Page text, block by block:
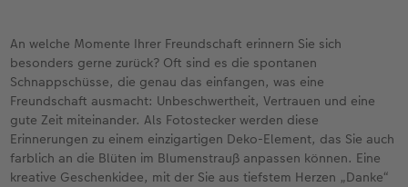
An welche Momente Ihrer Freundschaft erinnern Sie sich
besonders gerne zurück? Oft sind es die spontanen
Schnappschüsse, die genau das einfangen, was eine
Freundschaft ausmacht: Unbeschwertheit, Vertrauen und eine
gute Zeit miteinander. Als Fotostecker werden diese
Erinnerungen zu einem einzigartigen Deko-Element, das Sie auch
farblich an die Blüten im Blumenstrauß anpassen können. Eine
kreative Geschenkidee, mit der Sie aus tiefstem Herzen „Danke“